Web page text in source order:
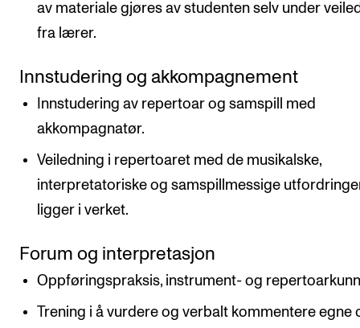
av materiale gjøres av studenten selv under
fra lærer.
Innstudering og akkompagnement
Innstudering av repertoar og samspill med
akkompagnatør.
Veiledning i repertoaret med de musikalske,
interpretatoriske og samspillmessige
ligger i verket.
Forum og interpretasjon
Oppføringspraksis, instrument- og
Trening i å vurdere og verbalt kommentere egne